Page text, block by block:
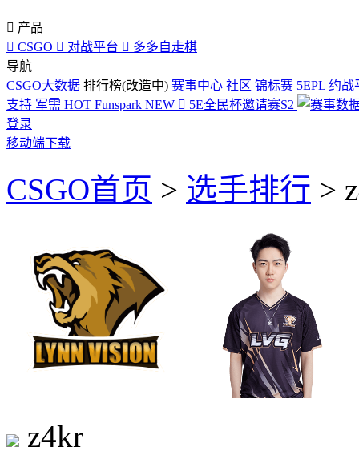
 产品
 CSGO  对战平台  多多自走棋
导航
CSGO大数据 排行榜(改造中) 赛事中心 社区 锦标赛 5EPL 约战
支持 军需 HOT Funspark NEW  5E全民杯邀请赛S2
登录
移动端下载
CSGO首页 > 选手排行 >
z4kr